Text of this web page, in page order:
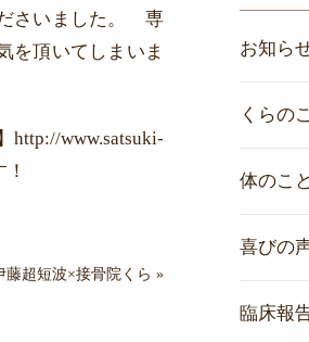
さいました。 専
頂いてしまいま
www.satsuki-
藤超短波×接骨院くら »
お知ら
くらの
体のこと
喜びの
臨床報